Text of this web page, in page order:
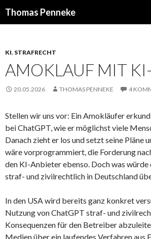
Thomas Penneke
KI, STRAFRECHT
AMOKLAUF MIT
20.05.2026 THOMAS PENNEKE 4
Stellen wir uns vor: Ein Amokläufer
bei ChatGPT, wie er möglichst viele
Danach zieht er los und setzt seine Pläne
wäre vorprogrammiert, die Forderung
den KI-Anbieter ebenso. Doch was würde
straf- und zivilrechtlich in Deutschland
In den USA wird bereits ganz konkret
Nutzung von ChatGPT straf- und
Konsequenzen für den Betreiber
Medien über ein laufendes Verfahren aus